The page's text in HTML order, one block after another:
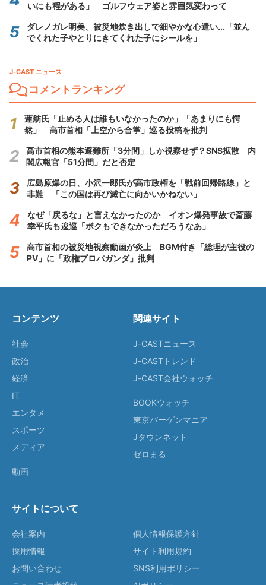
いにも程がある」 ゴルフウェア姿と雰囲気変わって
ダレノガレ明美、被災地炊き出しで細やかな心遣い...「並ん
でくれた子やとりにきてくれた子にシールを」
J-CAST ニュース
コメントランキング
蓮舫氏「止める人は誰もいなかったのか」「あまりにも愕
然」 高市首相「上空から合掌」巡る投稿を批判
高市首相の熊本避難所「3分間」しか視察せず？SNS拡散 内
閣広報官「51分間」だと否定
広島原爆の日、小沢一郎氏が高市政権を「戦前回帰路線」と
非難 「この国は再び滅亡に向かいかねない」
なぜ「戻るな」と言えなかったのか イオン爆発事故で斎藤
幸平氏も逡巡「ボクもできなかっただろうなあ」
高市首相の被災地視察動画が炎上 BGM付き「総理が主役の
PV」に「政権プロパガンダ」批判
コンテンツ
社会
政治
経済
IT
エンタメ
スポーツ
メディア
動画
関連サイト
J-CASTニュース
J-CASTトレンド
J-CAST会社ウォッチ
BOOKウォッチ
東京バーゲンマニア
Jタウンネット
ゼロまる
サイトについて
会社案内
採用情報
お問い合わせ
個人情報保護方針
サイト利用規約
SNS利用ポリシー